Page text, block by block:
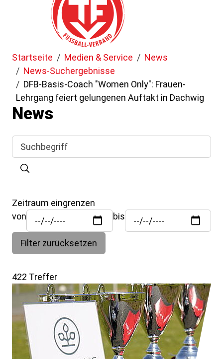
Startseite Medien & Service
News
News-Suchergebnisse
DFB-Basis-Coach "Women Only": Frauen-
Lehrgang feiert gelungenen Auftakt in Dachwig
News
Zeitraum eingrenzen
von
bis
Filter zurücksetzen
422 Treffer
Freizeit- und Breitensport
Kinder- und Jugendschutz
Tage des Mädchenfußballs
Datenschutz
Impressum